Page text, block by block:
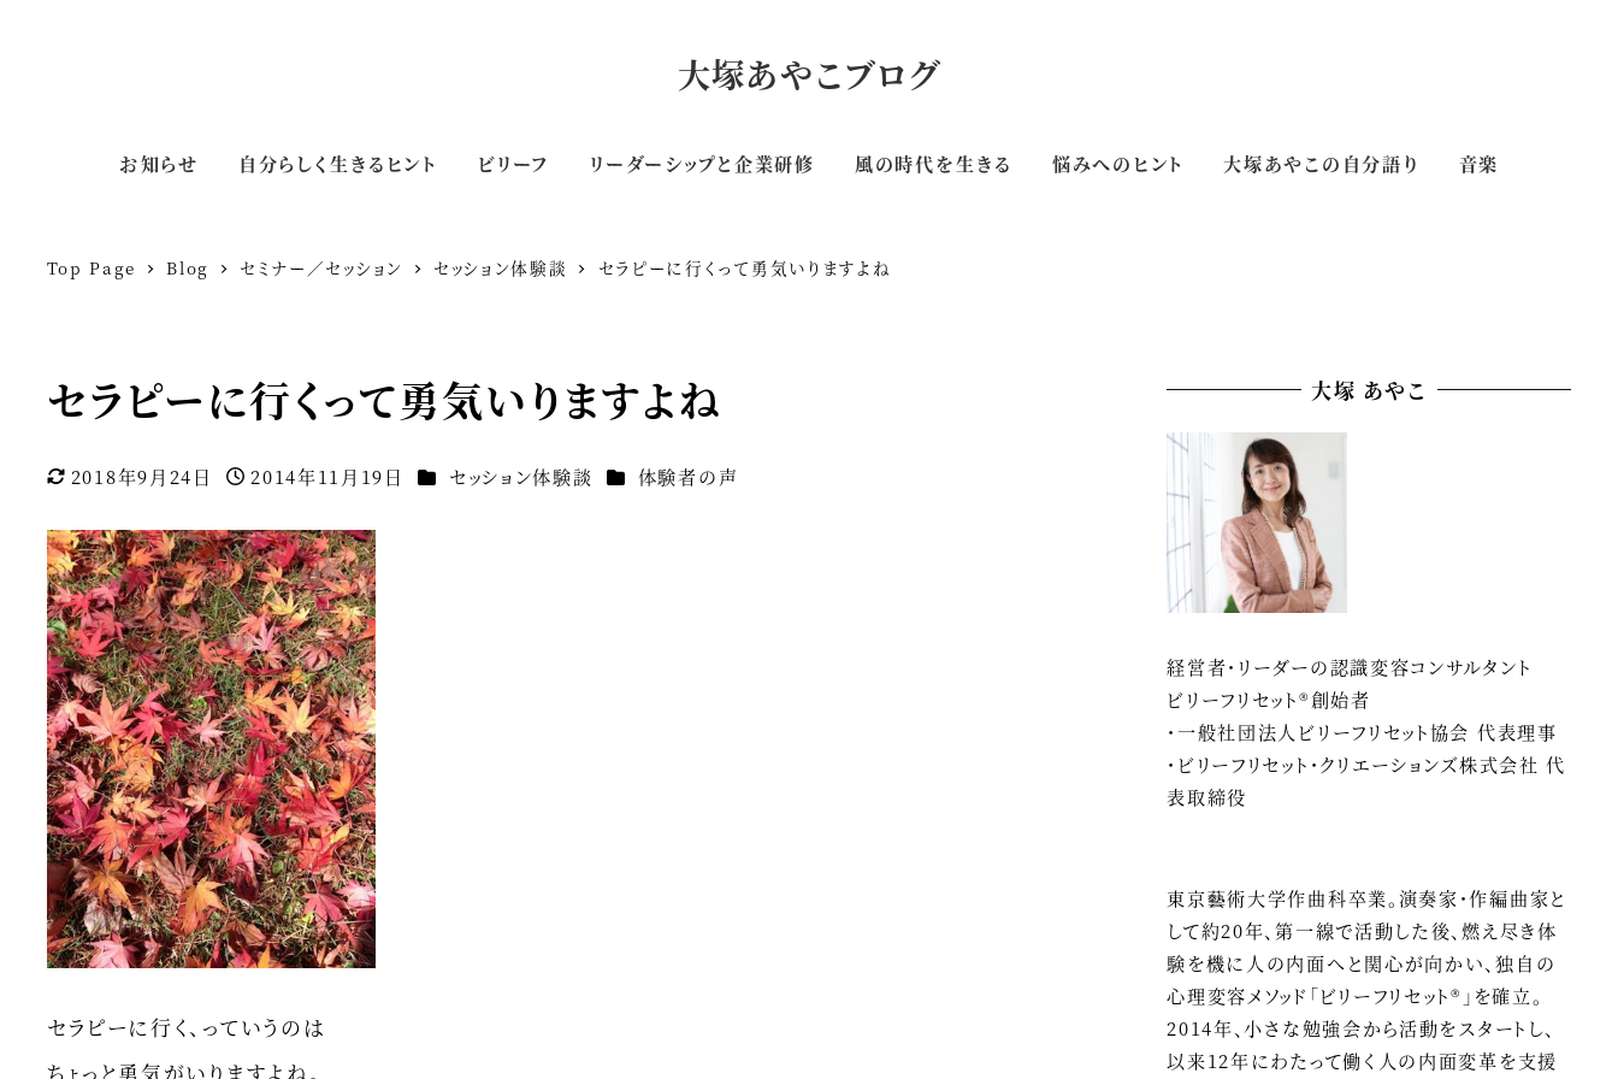
大塚あやこブログ
お知らせ 自分らしく生きるヒント ビリーフ リーダーシップと企業研修 風の時代を生きる 悩みへのヒント 大塚あやこの自分語り 音楽
Top Page Blog セミナー／セッション セッション体験談 セラピーに行くって勇気いりますよね
セラピーに行くって勇気いりますよね
更新日
2018年9月24日
投稿日
2014年11月19日 カテゴリー
セッション体験談 カテゴリー
体験者の声
セラピーに行く、っていうのは
ちょっと勇気がいりますよね。
大塚 あやこ
経営者・リーダーの認識変容コンサルタント
ビリーフリセット®創始者
・一般社団法人ビリーフリセット協会 代表理事
・ビリーフリセット・クリエーションズ株式会社 代
表取締役
東京藝術大学作曲科卒業。演奏家・作編曲家と
して約20年、第一線で活動した後、燃え尽き体
験を機に人の内面へと関心が向かい、独自の
心理変容メソッド「ビリーフリセット®」を確立。
2014年、小さな勉強会から活動をスタートし、
以来12年にわたって働く人の内面変革を支援